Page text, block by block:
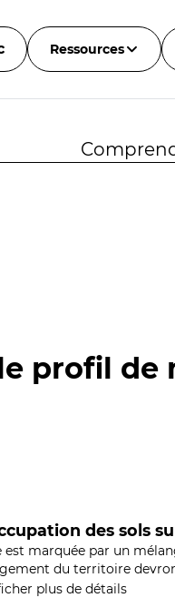
Ressources
profil de
des sols
marquée par un
du territoire
plus de détails